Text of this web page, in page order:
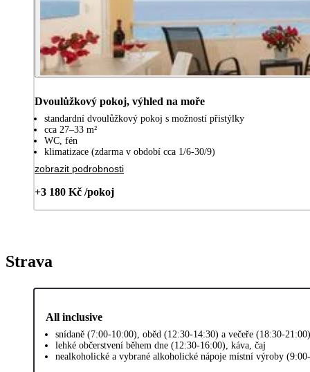
Dvoulůžkový pokoj, výhled na moře
standardní dvoulůžkový pokoj s možností přistýlky
cca 27–33 m²
WC, fén
klimatizace (zdarma v období cca 1/6-30/9)
zobrazit podrobnosti
+3 180 Kč /pokoj
Strava
All inclusive
snídaně (7:00-10:00), oběd (12:30-14:30) a večeře (18:30-
lehké občerstvení během dne (12:30-16:00), káva, čaj
nealkoholické a vybrané alkoholické nápoje místní výroby